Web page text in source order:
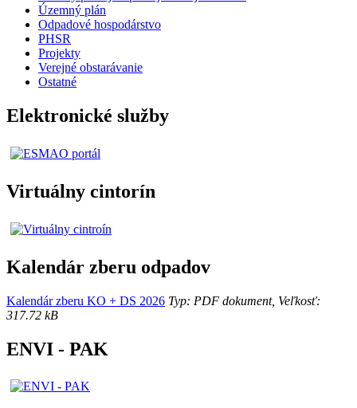
Územný plán
Odpadové hospodárstvo
PHSR
Projekty
Verejné obstarávanie
Ostatné
Elektronické služby
Virtuálny cintorín
Kalendár zberu odpadov
Kalendár zberu KO + DS 2026 Typ: PDF dokument, Veľkosť:
317.72 kB
ENVI - PAK